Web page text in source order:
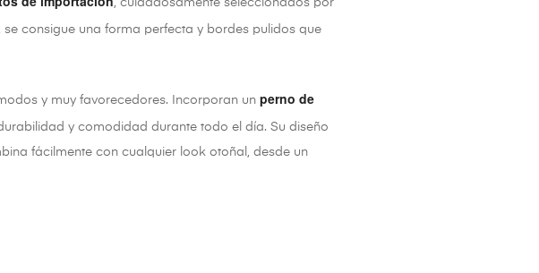
, se consigue una forma perfecta y bordes pulidos que
y muy favorecedores. Incorporan un perno de
y comodidad durante todo el día. Su diseño
fácilmente con cualquier look otoñal, desde un